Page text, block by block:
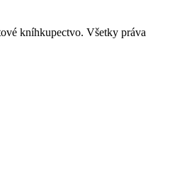
kníhkupectvo. Všetky práva